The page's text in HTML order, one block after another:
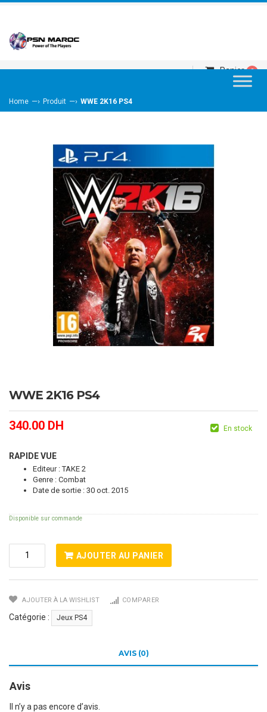
Panier 0
Home —› Produit —› WWE 2K16 PS4
WWE 2K16 PS4
340.00 DH En stock
RAPIDE VUE
Editeur : TAKE 2
Genre : Combat
Date de sortie : 30 oct. 2015
Disponible sur commande
Quantité
De
WWE
PS4
AJOUTER AU PANIER
AJOUTER À LA WISHLIST COMPARER
Catégorie : Jeux PS4
AVIS (0)
Avis
Il n’y a pas encore d’avis.